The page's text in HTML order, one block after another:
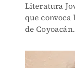
Literatura
que
de Coyoacán.